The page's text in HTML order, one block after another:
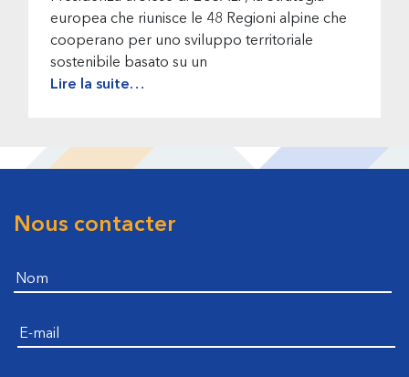
europea che riunisce le 48 Regioni alpine che
cooperano per uno sviluppo territoriale
sostenibile basato su un
Lire la suite…
Footer
Nous contacter